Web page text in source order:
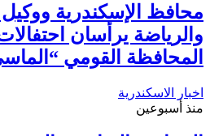
محافظ الإسكندرية
والرياضة يرأسان
المحافظة القومي
اخبار الاسكندرية
منذ أسبوعين